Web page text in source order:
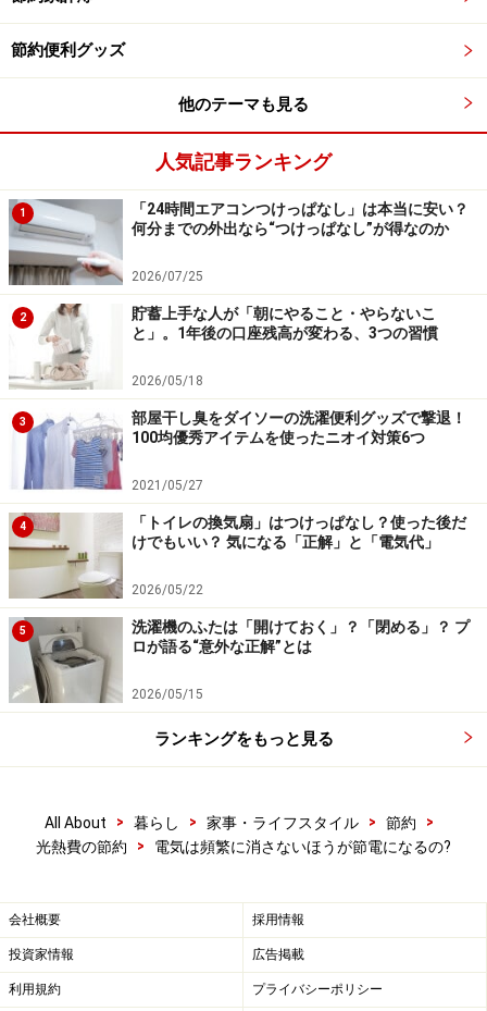
節約便利グッズ
他のテーマも見る
人気記事ランキング
1
「24時間エアコンつけっぱなし」は本当に安い？
何分までの外出なら“つけっぱなし”が得なのか
2026/07/25
2
貯蓄上手な人が「朝にやること・やらないこ
と」。1年後の口座残高が変わる、3つの習慣
2026/05/18
3
部屋干し臭をダイソーの洗濯便利グッズで撃退！
100均優秀アイテムを使ったニオイ対策6つ
2021/05/27
4
「トイレの換気扇」はつけっぱなし？使った後だ
けでもいい？ 気になる「正解」と「電気代」
2026/05/22
5
洗濯機のふたは「開けておく」？「閉める」？ プ
ロが語る“意外な正解”とは
2026/05/15
ランキングをもっと見る
All About > 暮らし > 家事・ライフスタイル > 節約
>
光熱費の節約
> 電気は頻繁に消さないほうが節電になるの?
会社概要 採用情報
投資家情報 広告掲載
利用規約 プライバシーポリシー